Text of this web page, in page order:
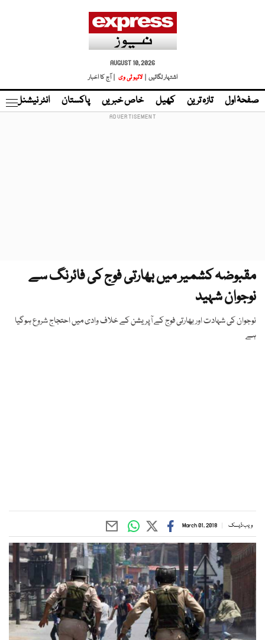
AUGUST 10, 2026
اشتہار لگائیں |
لائیو ٹی وی | آج کا اخبار
صفحۂ اول تازہ ترین کھیل خاص خبریں پاکستان انٹر نیشنل
مقبوضہ کشمیر میں بھارتی فوج کی فائرنگ سے
نوجوان شہید
نوجوان کی شہادت اور بھارتی فوج کے آپریشن کے خلاف وادی میں احتجاج شروع ہوگیا
ہے
ویب ڈیسک March 01, 2018